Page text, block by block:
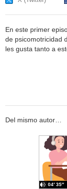
En este primer
de psicomotricidad
les gusta tanto a
Del mismo autor…
04′ 35″